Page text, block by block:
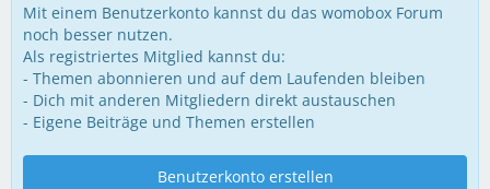
Mit einem Benutzerkonto kannst du das womobox Forum
noch besser nutzen.
Als registriertes Mitglied kannst du:
- Themen abonnieren und auf dem Laufenden bleiben
- Dich mit anderen Mitgliedern direkt austauschen
- Eigene Beiträge und Themen erstellen
Benutzerkonto erstellen